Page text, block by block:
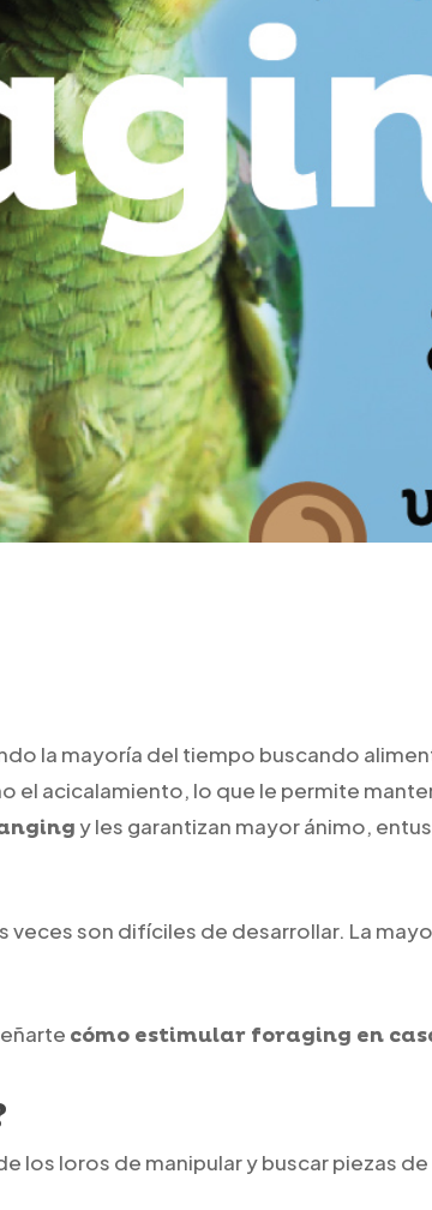
la mayoría del tiempo buscando
el acicalamiento, lo que le permite
y les garantizan mayor ánimo,
son difíciles de desarrollar. La
cómo estimular foraging en
los loros de manipular y buscar piezas